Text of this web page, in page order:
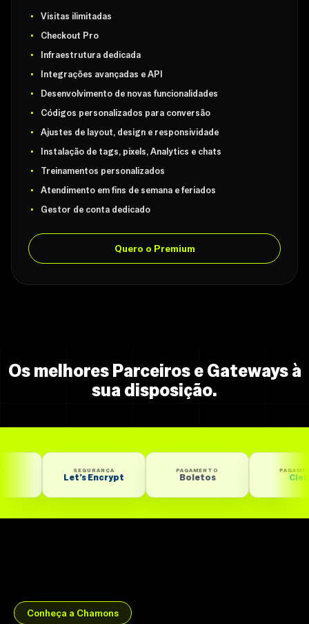
Visitas ilimitadas
Checkout Pro
Infraestrutura dedicada
Integrações avançadas e API
Desenvolvimento de novas funcionalidades
Códigos personalizados para conversão
Ajustes de layout, design e responsividade
Instalação de tags, pixels, Analytics e chats
Treinamentos personalizados
Atendimento em fins de semana e feriados
Gestor de conta dedicado
Quero o Premium
Os melhores Parceiros e Gateways à
sua disposição.
SEGURANÇA
Let’s Encrypt
PAGAMENTO
Boletos
PAGAMENTO
Conheça a Chamons